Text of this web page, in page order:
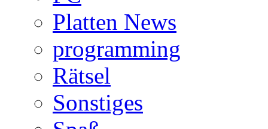
Platten News
programming
Rätsel
Sonstiges